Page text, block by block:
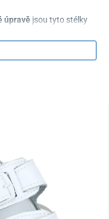
úpravě jsou tyto stélky